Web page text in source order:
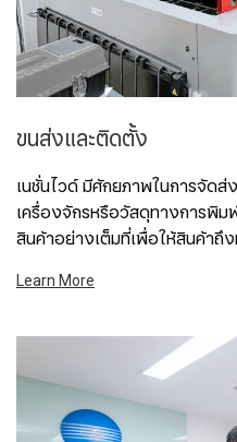
ขนส่งและติดตั้ง
เนชั่นไวด์ มีศักยภาพในการจัดส่
เครื่องจักรหรือวัสดุทางการพิ
สินค้าอย่างเต็มที่เพื่อให้สินค้า
Learn More